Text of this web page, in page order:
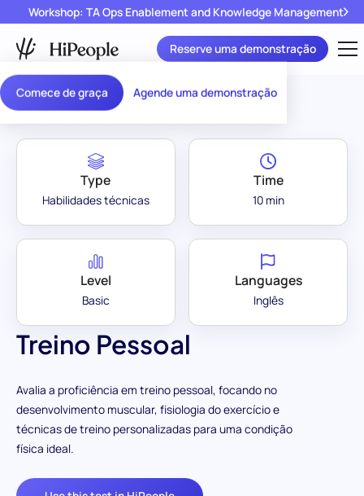
Comece de graça Agende uma demonstração
Workshop: TA Ops Enablement and Knowledge Management
Reserve uma demonstração
Assessment Library
Treino Pessoal
Avalia a proficiência em treino pessoal, focando no
desenvolvimento muscular, fisiologia do exercício e
técnicas de treino personalizadas para uma condição
física ideal.
Type
Habilidades técnicas
Time
10 min
Level
Basic
Languages
Inglês